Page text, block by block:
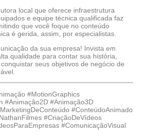
local que oferece infraestrutura
e equipe técnica qualificada faz
que você foque no conteúdo
é gerida, assim, por especialistas.
da sua empresa! Invista em
qualidade para contar sua história,
seus objetivos de negócio de
#MotionGraphics
#Animação2D #Animação3D
#ConteúdoAnimado
#CriaçãoDeVídeos
#ComunicaçãoVisual